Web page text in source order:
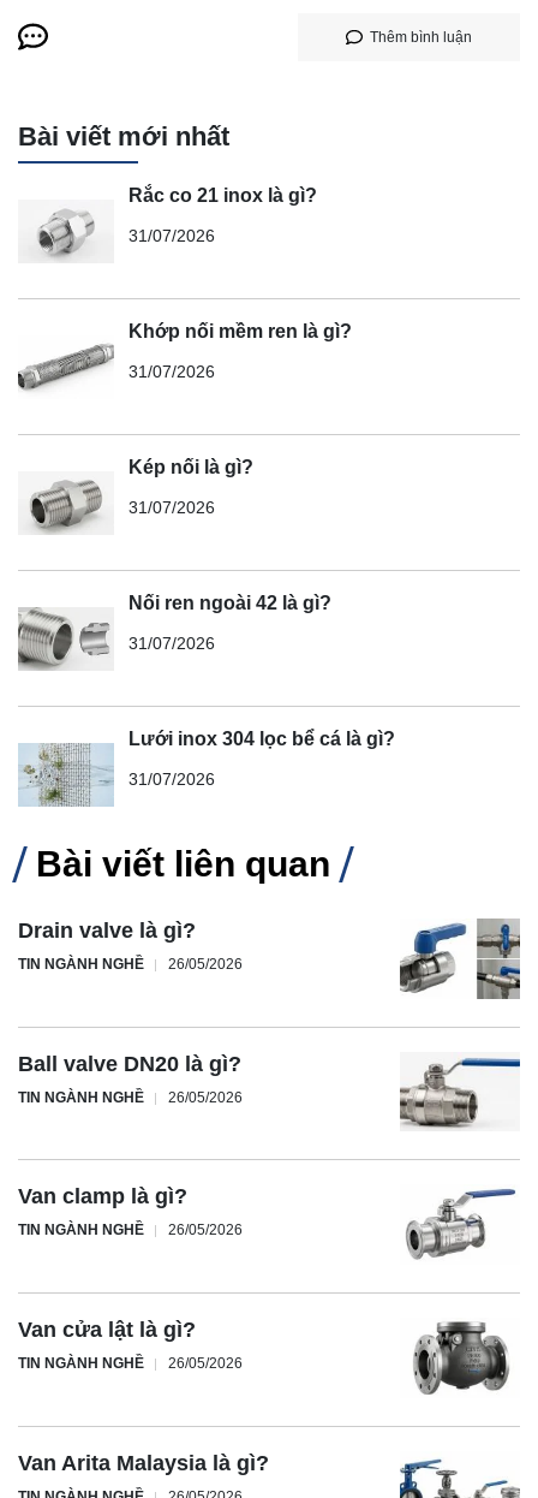
Thêm bình luận
Bài viết mới nhất
Rắc co 21 inox là gì?
31/07/2026
Khớp nối mềm ren là gì?
31/07/2026
Kép nối là gì?
31/07/2026
Nối ren ngoài 42 là gì?
31/07/2026
Lưới inox 304 lọc bể cá là gì?
31/07/2026
Bài viết liên quan
Drain valve là gì?
TIN NGÀNH NGHỀ 26/05/2026
Ball valve DN20 là gì?
TIN NGÀNH NGHỀ 26/05/2026
Van clamp là gì?
TIN NGÀNH NGHỀ 26/05/2026
Van cửa lật là gì?
TIN NGÀNH NGHỀ 26/05/2026
Van Arita Malaysia là gì?